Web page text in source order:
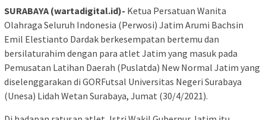
SURABAYA (wartadigital.id)- Ketua Persatuan Wanita
Olahraga Seluruh Indonesia (Perwosi) Jatim Arumi Bachsin
Emil Elestianto Dardak berkesempatan bertemu dan
bersilaturahim dengan para atlet Jatim yang masuk pada
Pemusatan Latihan Daerah (Puslatda) New Normal Jatim yang
diselenggarakan di GORFutsal Universitas Negeri Surabaya
(Unesa) Lidah Wetan Surabaya, Jumat (30/4/2021).